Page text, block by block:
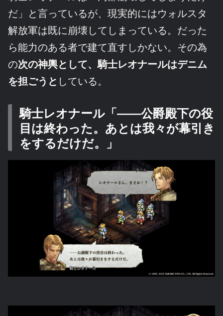
だ」と言っているが、現実的にはウォルスタ
解放軍は既に崩壊してしまっている。だった
ら能力のある者で建て直すしかない。その為
の次の神輿として、騎士レオナールはデニム
を担ごうと している。
騎士レオナール「――公爵殿下の役
目は終わった。あとは我々が幕引き
をするだけだ。」